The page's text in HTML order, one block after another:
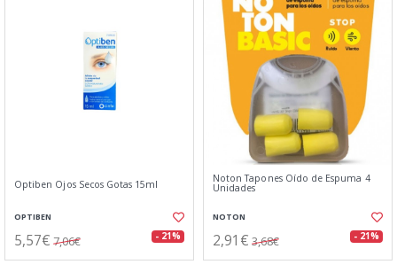
Optiben Ojos Secos Gotas 15ml
OPTIBEN
5,57€ 7,06€ - 21%
Noton Tapones Oído de Espuma 4
Unidades
NOTON
2,91€ 3,68€ - 21%